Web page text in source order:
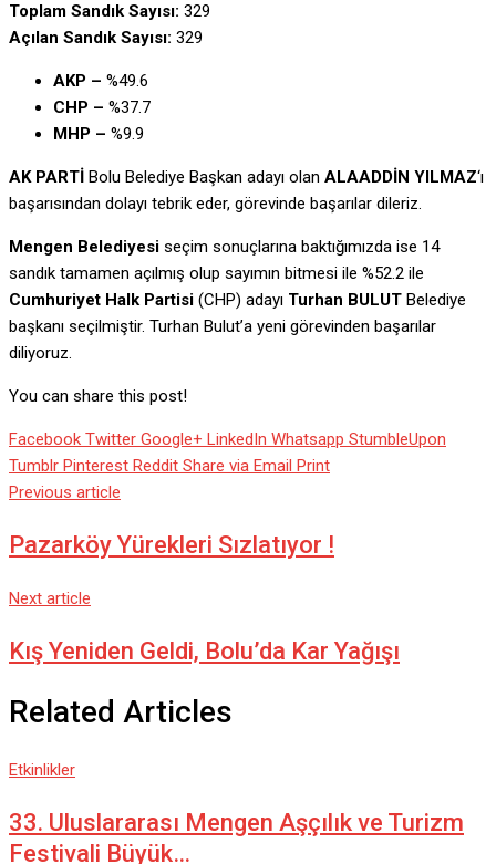
Toplam Sandık Sayısı: 329
Açılan Sandık Sayısı: 329
AKP – %49.6
CHP – %37.7
MHP – %9.9
AK PARTİ Bolu Belediye Başkan adayı olan ALAADDİN YILMAZ‘ı
başarısından dolayı tebrik eder, görevinde başarılar dileriz.
Mengen Belediyesi seçim sonuçlarına baktığımızda ise 14
sandık tamamen açılmış olup sayımın bitmesi ile %52.2 ile
Cumhuriyet Halk Partisi (CHP) adayı Turhan BULUT Belediye
başkanı seçilmiştir. Turhan Bulut’a yeni görevinden başarılar
diliyoruz.
You can share this post!
Facebook Twitter Google+ LinkedIn Whatsapp StumbleUpon
Tumblr Pinterest Reddit Share via Email Print
Previous article
Pazarköy Yürekleri Sızlatıyor !
Next article
Kış Yeniden Geldi, Bolu’da Kar Yağışı
Related Articles
Etkinlikler
33. Uluslararası Mengen Aşçılık ve Turizm
Festivali Büyük…